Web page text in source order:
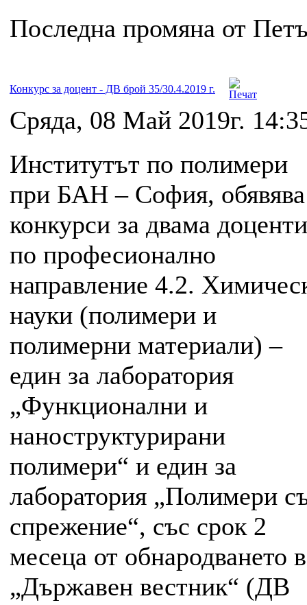
Последна промяна от
Конкурс за доцент - ДВ брой 35/30.4.2019 г.
Сряда, 08 Май 2019г.
Институтът по полимери
при БАН – София, обявява
конкурси за двама доценти
по професионално
направление 4.2.
науки (полимери и
полимерни материали) –
един за лаборатория
„Функционални и
наноструктурирани
полимери“ и един за
лаборатория „Полимери
спрежение“, със срок 2
месеца от обнародването в
„Държавен вестник“ (ДВ